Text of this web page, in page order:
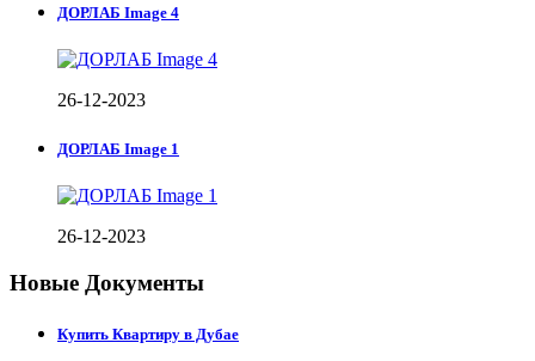
ДОРЛАБ Image 4
26-12-2023
ДОРЛАБ Image 1
26-12-2023
Новые Документы
Купить Квартиру в Дубае